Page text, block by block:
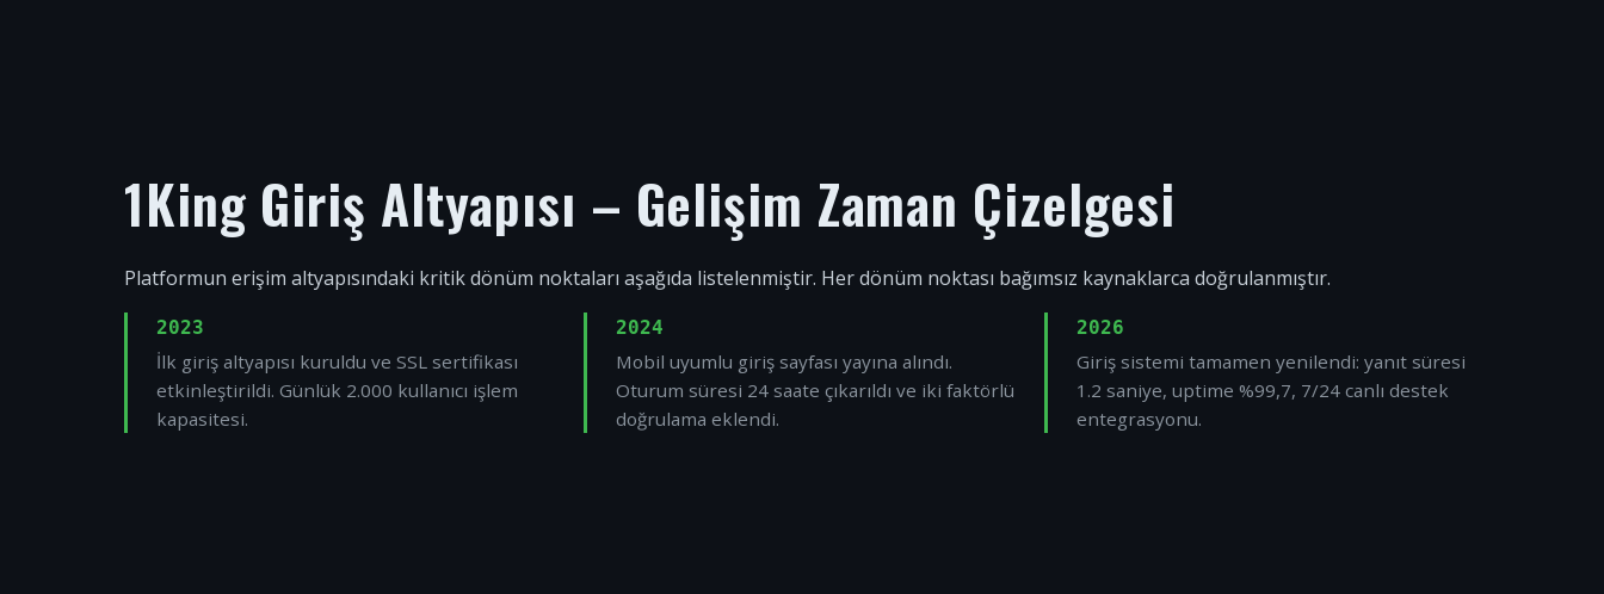
1King Giriş Altyapısı – Gelişim Zaman Çizelgesi
Platformun erişim altyapısındaki kritik dönüm noktaları aşağıda listelenmiştir. Her dönüm noktası bağımsız kaynaklarca doğrulanmıştır.
2023
İlk giriş altyapısı kuruldu ve SSL sertifikası
etkinleştirildi. Günlük 2.000 kullanıcı işlem
kapasitesi.
2024
Mobil uyumlu giriş sayfası yayına alındı.
Oturum süresi 24 saate çıkarıldı ve iki faktörlü
doğrulama eklendi.
2026
Giriş sistemi tamamen yenilendi: yanıt süresi
1.2 saniye, uptime %99,7, 7/24 canlı destek
entegrasyonu.